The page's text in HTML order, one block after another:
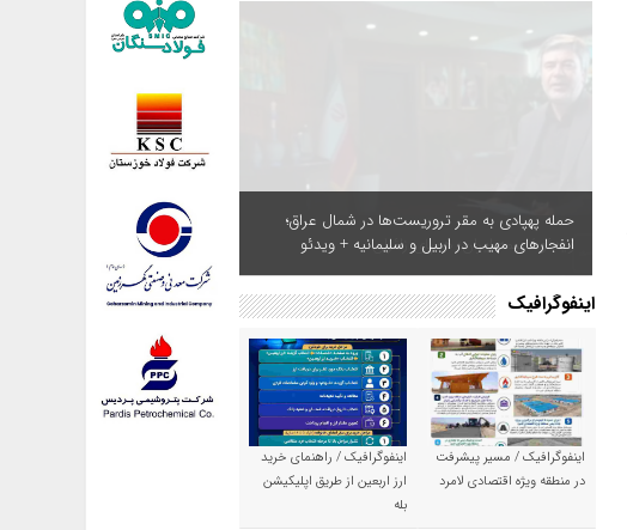
حمله پهپادی به مقر تروریست‌ها در شمال عراق؛
انفجارهای مهیب در اربیل و سلیمانیه + ویدئو
اینفوگرافیک
اینفوگرافیک / مسیر پیشرفت
در منطقه ویژه اقتصادی لامرد
اینفوگرافیک / راهنمای خرید
ارز اربعین از طریق اپلیکیشن
بله